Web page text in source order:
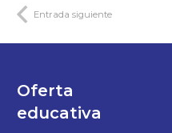
Entrada siguiente
Oferta
educativa